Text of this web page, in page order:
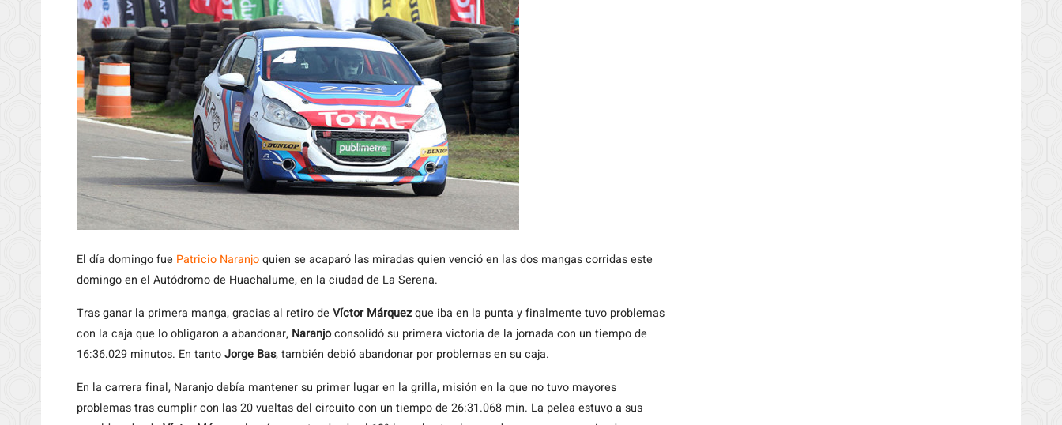
El día domingo fue Patricio Naranjoquien se acaparó las miradas quien venció en las dos mangas corridas este
domingo en el Autódromo de Huachalume, en la ciudad de La Serena.
Tras ganar la primera manga, gracias al retiro de Víctor Márquezque iba en la punta y finalmente tuvo problemas
con la caja que lo obligaron a abandonar, Naranjoconsolidó su primera victoria de la jornada con un tiempo de
16:36.029 minutos. En tantoJorge Bas, también debió abandonar por problemas en su caja.
En la carrera final, Naranjo debía mantener su primer lugar en la grilla, misión en la que no tuvo mayores
problemas tras cumplir con las 20 vueltas del circuito con un tiempo de 26:31.068 min. La pelea estuvo a sus